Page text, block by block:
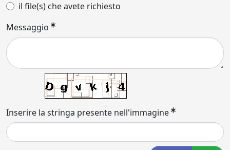
il file(s) che avete richiesto
Messaggio
Inserire la stringa presente nell'immagine